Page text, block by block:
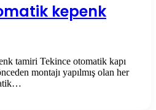
kepenk
tamiri Tekince otomatik kapı
montajı yapılmış olan her